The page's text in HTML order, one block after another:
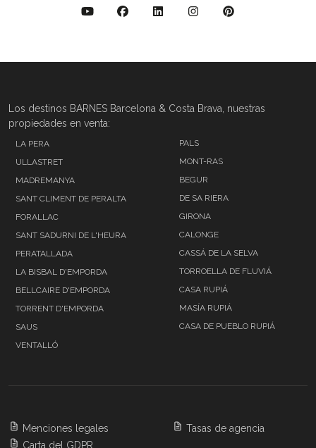
Los destinos BARNES Barcelona & Costa Brava, nuestras
propiedades en venta:
LA PERA
ULLASTRET
MADREMANYA
SANT CLIMENT DE PERALTA
FORALLAC
SANT SADURNI DE L'HEURA
PERATALLADA
LA BISBAL D'EMPORDA
BELLCAIRE D'EMPORDA
TORRENT D'EMPORDA
SAUS
VENTALLÓ
PALS
MONT-RAS
BEGUR
DE SA RIERA
GIRONA
CALONGE
CASSÁ DE LA SELVA
TORROELLA DE FLUVIÁ
CASA RUPIÁ
MASÍA RUPIÁ
CASA DE PUEBLO RUPIÁ
Menciones legales
Carta del GDPR
Tasas de agencia